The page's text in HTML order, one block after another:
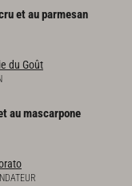
etauparmesan
du Goût
aumascarpone